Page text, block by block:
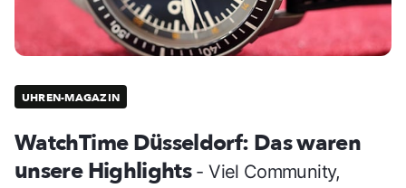
UHREN-MAGAZIN
WatchTime Düsseldorf: Das waren
unsere Highlights - Viel Community,